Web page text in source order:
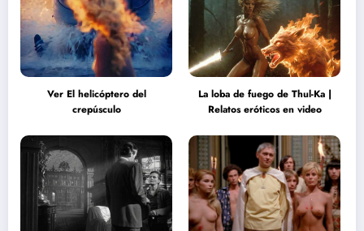
Ver El helicóptero del
crepúsculo
La loba de fuego de Thul-Ka |
Relatos eróticos en video